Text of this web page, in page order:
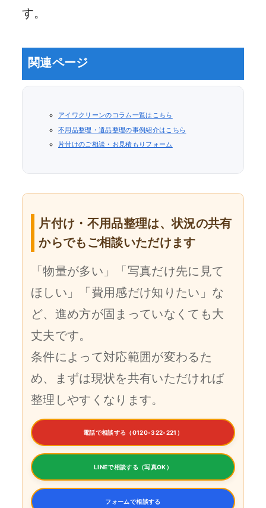
す。
関連ページ
アイワクリーンのコラム一覧はこちら
不用品整理・遺品整理の事例紹介はこちら
片付けのご相談・お見積もりフォーム
片付け・不用品整理は、状況の共有
からでもご相談いただけます
「物量が多い」「写真だけ先に見て
ほしい」「費用感だけ知りたい」な
ど、進め方が固まっていなくても大
丈夫です。
条件によって対応範囲が変わるた
め、まずは現状を共有いただければ
整理しやすくなります。
電話で相談する（0120-322-221）
LINEで相談する（写真OK）
フォームで相談する